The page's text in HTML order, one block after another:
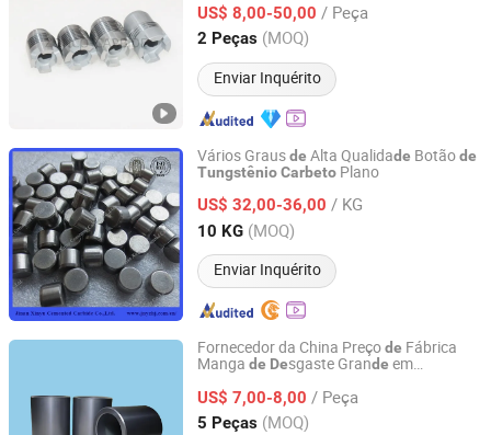
US$ 8,00-50,00 / Peça
2 Peças (MOQ)
Enviar Inquérito
Hunan, China Desde 2021
Vários Grausde Alta Qualidade Botãode
TungstênioCarbeto Plano
US$ 32,00-36,00 / KG
10 KG (MOQ)
Enviar Inquérito
Jinan Xinyu Cemented Carbide Co., Ltd.
Shandong, China Desde 2015
Fornecedor da China Preçode Fábrica
Manga de Desgaste Grande em
US$ 7,00-8,00 / Peça
5 Peças (MOQ)
Ningbo Tiansun International Trade Co., Ltd.
Zhejiang, China Desde 2022